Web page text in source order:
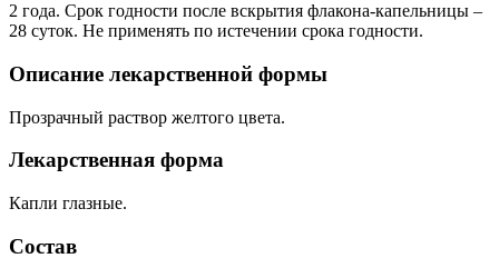
2 года. Срок годности после вскрытия флакона-капельницы –
28 суток. Не применять по истечении срока годности.
Описание лекарственной формы
Прозрачный раствор желтого цвета.
Лекарственная форма
Капли глазные.
Состав